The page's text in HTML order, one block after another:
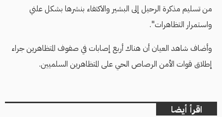
من تسليم مذكرة الرحيل إلى البشير والاكتفاء بنشرها بشكل علني
واستمرار التظاهرات".
وأضاف شاهد العيان أن هناك أربع إصابات في صفوف المتظاهرين جراء
إطلاق قوات اﻷمن الرصاص الحي على المتظاهرين السلميين.
اقرأ أيضا